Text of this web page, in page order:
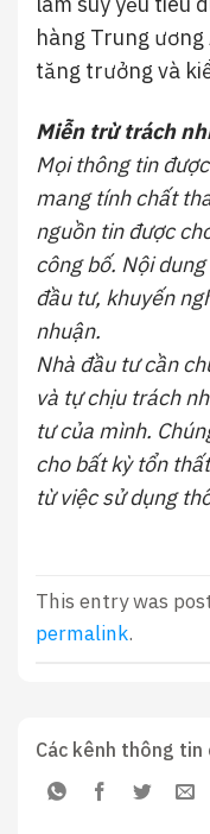
hàng Trung
tăng trưởng và
Miễn trừ trách
Mọi thông tin
mang tính chất
nguồn tin được
công bố. Nội
đầu tư, khuyến
nhuận.
Nhà đầu tư cần
và tự chịu trách
tư của mình.
cho bất kỳ tổn
từ việc sử dụng
This entry was
permalink.
Các kênh thông tin